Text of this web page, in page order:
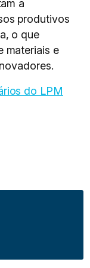
a
produtivos
o que
materiais e
do LPM